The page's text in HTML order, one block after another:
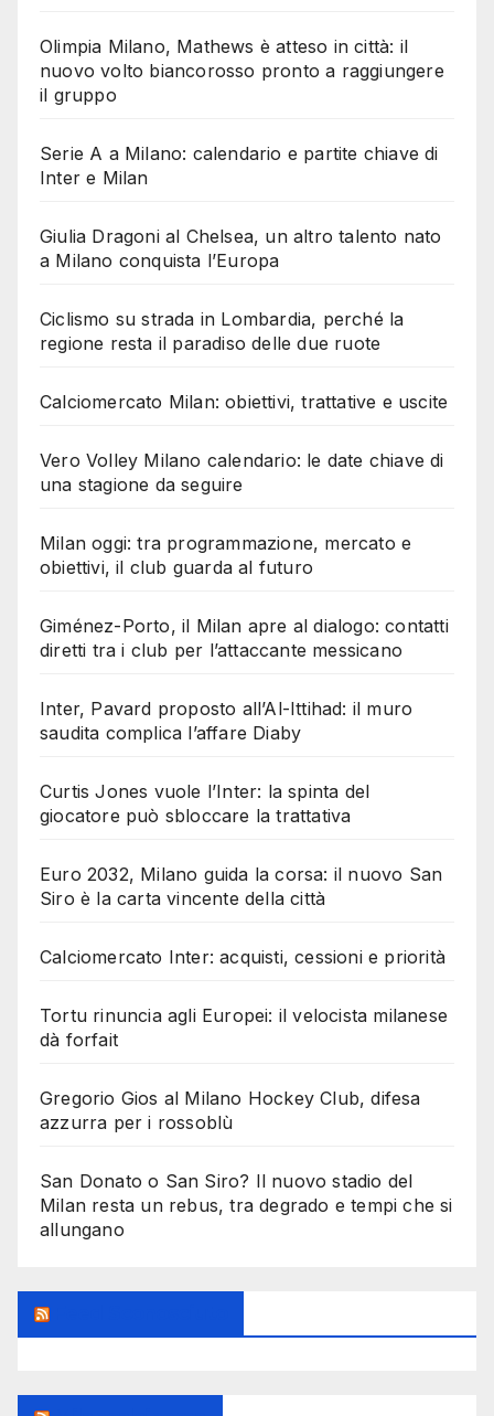
Olimpia Milano, Mathews è atteso in città: il
nuovo volto biancorosso pronto a raggiungere
il gruppo
Serie A a Milano: calendario e partite chiave di
Inter e Milan
Giulia Dragoni al Chelsea, un altro talento nato
a Milano conquista l’Europa
Ciclismo su strada in Lombardia, perché la
regione resta il paradiso delle due ruote
Calciomercato Milan: obiettivi, trattative e uscite
Vero Volley Milano calendario: le date chiave di
una stagione da seguire
Milan oggi: tra programmazione, mercato e
obiettivi, il club guarda al futuro
Giménez-Porto, il Milan apre al dialogo: contatti
diretti tra i club per l’attaccante messicano
Inter, Pavard proposto all’Al-Ittihad: il muro
saudita complica l’affare Diaby
Curtis Jones vuole l’Inter: la spinta del
giocatore può sbloccare la trattativa
Euro 2032, Milano guida la corsa: il nuovo San
Siro è la carta vincente della città
Calciomercato Inter: acquisti, cessioni e priorità
Tortu rinuncia agli Europei: il velocista milanese
dà forfait
Gregorio Gios al Milano Hockey Club, difesa
azzurra per i rossoblù
San Donato o San Siro? Il nuovo stadio del
Milan resta un rebus, tra degrado e tempi che si
allungano